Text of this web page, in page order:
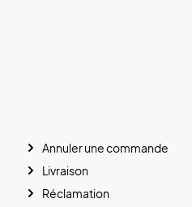
Annuler une commande
Livraison
Réclamation